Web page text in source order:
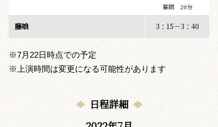
幕間 20分
藤娘 3：15－3：40
※7月22日時点での予定
※上演時間は変更になる可能性があります
日程詳細